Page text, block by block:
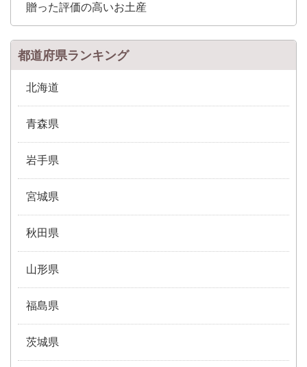
贈った評価の高いお土産
都道府県ランキング
北海道
青森県
岩手県
宮城県
秋田県
山形県
福島県
茨城県